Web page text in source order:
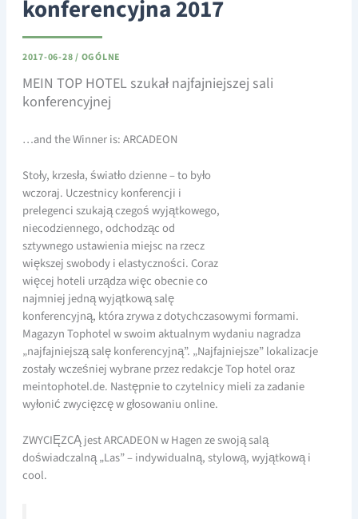
konferencyjna 2017
2017-06-28/ OGÓLNE
MEIN TOP HOTEL szukał najfajniejszej sali
konferencyjnej
…and the Winner is: ARCADEON
Stoły, krzesła, światło dzienne – to było
wczoraj. Uczestnicy konferencji i
prelegenci szukają czegoś wyjątkowego,
niecodziennego, odchodząc od
sztywnego ustawienia miejsc na rzecz
większej swobody i elastyczności. Coraz
więcej hoteli urządza więc obecnie co
najmniej jedną wyjątkową salę
konferencyjną, która zrywa z dotychczasowymi formami.
Magazyn Tophotel w swoim aktualnym wydaniu nagradza
„najfajniejszą salę konferencyjną”. „Najfajniejsze” lokalizacje
zostały wcześniej wybrane przez redakcje Top hotel oraz
meintophotel.de. Następnie to czytelnicy mieli za zadanie
wyłonić zwycięzcę w głosowaniu online.
ZWYCIĘZCĄ jest ARCADEON w Hagen ze swoją salą
doświadczalną „Las” – indywidualną, stylową, wyjątkową i
cool.